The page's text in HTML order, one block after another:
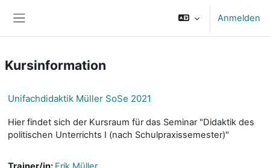
Anmelden
Kursinformation
Unifachdidaktik Müller SoSe 2021
Hier findet sich der Kursraum für das Seminar "Didaktik des
politischen Unterrichts I (nach Schulpraxissemester)"